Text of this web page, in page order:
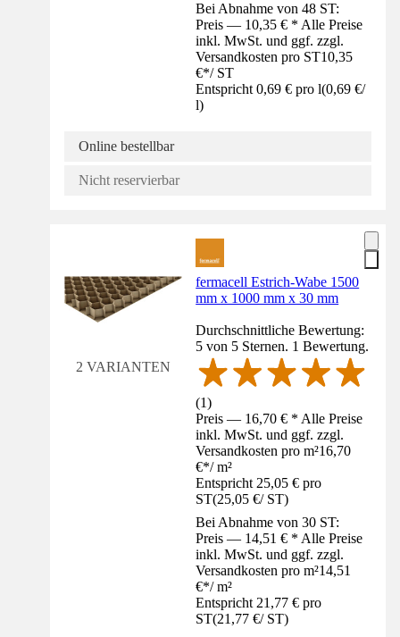
Bei Abnahme von 48 ST:
Preis — 10,35 € * Alle Preise
inkl. MwSt. und ggf. zzgl.
Versandkosten pro ST10,35
€*/ ST
Entspricht 0,69 € pro l(0,69 €/
l)
Online bestellbar
Nicht reservierbar
2 VARIANTEN
fermacell Estrich-Wabe 1500
mm x 1000 mm x 30 mm
Durchschnittliche Bewertung:
5 von 5 Sternen. 1 Bewertung.
(1)
Preis — 16,70 € * Alle Preise
inkl. MwSt. und ggf. zzgl.
Versandkosten pro m²16,70
€*/ m²
Entspricht 25,05 € pro
ST(25,05 €/ ST)
Bei Abnahme von 30 ST:
Preis — 14,51 € * Alle Preise
inkl. MwSt. und ggf. zzgl.
Versandkosten pro m²14,51
€*/ m²
Entspricht 21,77 € pro
ST(21,77 €/ ST)